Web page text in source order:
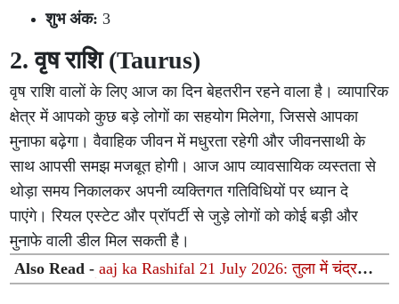
शुभ अंक: 3
2. वृष राशि (Taurus)
वृष राशि वालों के लिए आज का दिन बेहतरीन रहने वाला है। व्यापारिक
क्षेत्र में आपको कुछ बड़े लोगों का सहयोग मिलेगा, जिससे आपका
मुनाफा बढ़ेगा। वैवाहिक जीवन में मधुरता रहेगी और जीवनसाथी के
साथ आपसी समझ मजबूत होगी। आज आप व्यावसायिक व्यस्तता से
थोड़ा समय निकालकर अपनी व्यक्तिगत गतिविधियों पर ध्यान दे
पाएंगे। रियल एस्टेट और प्रॉपर्टी से जुड़े लोगों को कोई बड़ी और
मुनाफे वाली डील मिल सकती है।
Also Read -aaj ka Rashifal 21 July 2026: तुला में चंद्रमा
और पुष्य में सूर्य-गुरु की हलचल; जानिए सभी 12 राशियों का आज